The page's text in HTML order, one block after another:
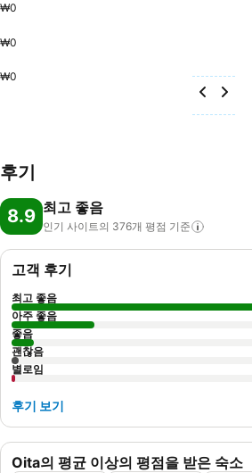
₩0
₩0
₩0
후기
8.9 최고 좋음
인기 사이트의 376개 평점 기준
Oita의 평균 이상의 평점을 받은 숙소
고객 후기
최고 좋음
아주 좋음
좋음
괜찮음
별로임
후기 보기